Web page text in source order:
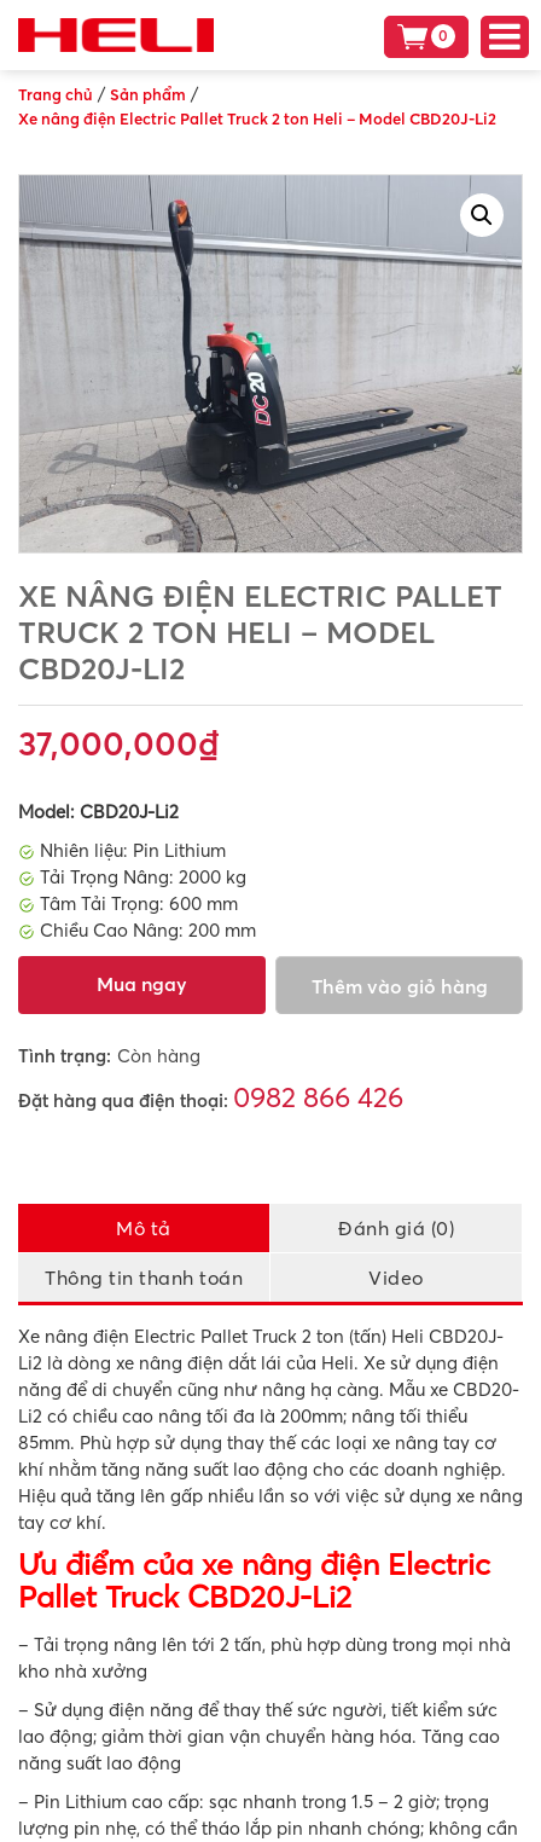
0
Trang chủ /Sản phẩm /
Xe nâng điện Electric Pallet Truck 2 ton Heli – Model CBD20J-Li2
XE NÂNG ĐIỆN ELECTRIC PALLET
TRUCK 2 TON HELI – MODEL
CBD20J-LI2
37,000,000₫
Model: CBD20J-Li2
Nhiên liệu: Pin Lithium
Tải Trọng Nâng: 2000 kg
Tâm Tải Trọng: 600 mm
Chiều Cao Nâng: 200 mm
Thêm vào giỏ hàng
Mua ngay
Tình trạng: Còn hàng
Đặt hàng qua điện thoại: 0982 866 426
Mô tả Đánh giá (0)
Thông tin thanh toán Video
Xe nâng điện Electric Pallet Truck 2 ton (tấn) Heli CBD20J-
Li2 là dòng xe nâng điện dắt lái của Heli. Xe sử dụng điện
năng để di chuyển cũng như nâng hạ càng. Mẫu xe CBD20-
Li2 có chiều cao nâng tối đa là 200mm; nâng tối thiểu
85mm. Phù hợp sử dụng thay thế các loại xe nâng tay cơ
khí nhằm tăng năng suất lao động cho các doanh nghiệp.
Hiệu quả tăng lên gấp nhiều lần so với việc sử dụng xe nâng
tay cơ khí.
Ưu điểm của xe nâng điện Electric
Pallet Truck CBD20J-Li2
– Tải trọng nâng lên tới 2 tấn, phù hợp dùng trong mọi nhà
kho nhà xưởng
– Sử dụng điện năng để thay thế sức người, tiết kiểm sức
lao động; giảm thời gian vận chuyển hàng hóa. Tăng cao
năng suất lao động
– Pin Lithium cao cấp: sạc nhanh trong 1.5 – 2 giờ; trọng
lượng pin nhẹ, có thể tháo lắp pin nhanh chóng; không cần